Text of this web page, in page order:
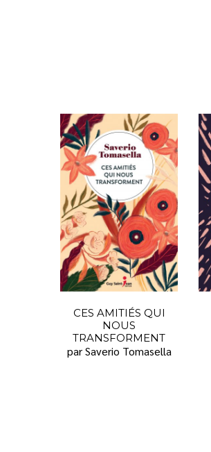
CES AMITIÉS QUI
NOUS
TRANSFORMENT
par Saverio Tomasella